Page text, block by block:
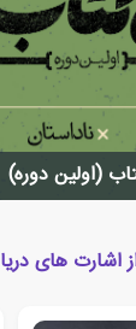
(اولین دوره)
اشارت های دریا